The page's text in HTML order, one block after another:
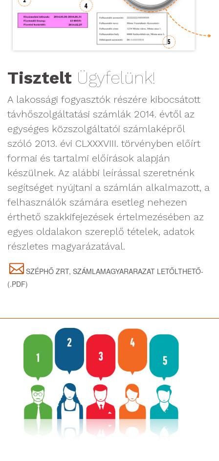
Tisztelt Ügyfelünk!
A lakossági fogyasztók részére kibocsátott
távhőszolgáltatási számlák 2014. évtől az
egységes közszolgáltatói számlaképről
szóló 2013. évi CLXXXVIII. törvényben előírt
formai és tartalmi előírások alapján
készülnek. Az alábbi leírással szeretnénk
segítséget nyújtani a számlán alkalmazott, a
felhasználók számára esetleg nehezen
érthető szakkifejezések értelmezésében az
egyes oldalakon szereplő tételek, adatok
részletes magyarázatával.
SZÉPHŐ ZRT, SZÁMLAMAGYARARAZAT LETŐLTHETŐ-
(.PDF)